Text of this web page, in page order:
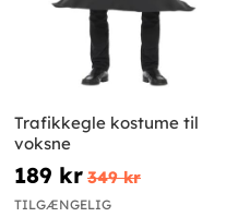
Trafikkegle kostume til
voksne
189 kr 349 kr
TILGÆNGELIG